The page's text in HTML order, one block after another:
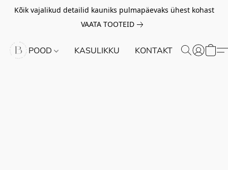
Kõik vajalikud detailid kauniks pulmapäevaks ühest kohast
VAATA TOOTEID
POOD KASULIKKU KONTAKT